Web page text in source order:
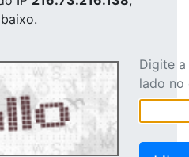
Digite
lado no